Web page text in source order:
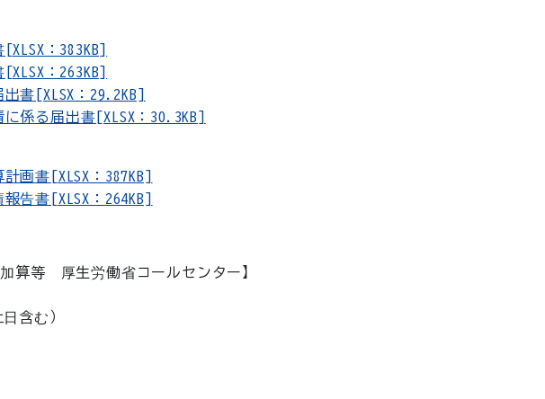
：383KB]
：263KB]
出書[XLSX：29.2KB]
に係る届出書[XLSX：30.3KB]
画書[XLSX：387KB]
告書[XLSX：264KB]
算等 厚生労働省コールセンター】
含む）